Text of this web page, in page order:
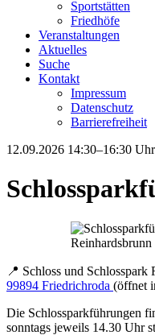
Sportstätten
Friedhöfe
Veranstaltungen
Aktuelles
Suche
Kontakt
Impressum
Datenschutz
Barrierefreiheit
12.09.2026 14:30–16:30 Uhr
📍 Schloss und Schlosspark
99894 Friedrichroda (öffnet
Die Schlossparkführungen
sonntags jeweils 14.30 Uhr